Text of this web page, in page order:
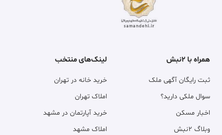
همراه با ۲نبش
ثبت رایگان آگهی ملک
سوال ملکی دارید؟
اخبار مسکن
وبلاگ ۲نبش
لینک‌های منتخب
خرید خانه در تهران
املاک تهران
خرید آپارتمان در مشهد
املاک مشهد